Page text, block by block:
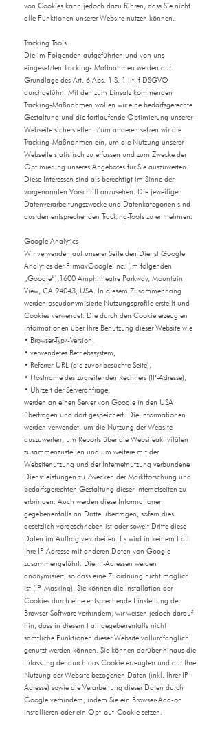
von Cookies kann jedoch dazu führen, dass Sie nicht
alle Funktionen unserer Website nutzen können.
Tracking Tools
Die im Folgenden aufgeführten und von uns
eingesetzten Tracking- Maßnahmen werden auf
Grundlage des Art. 6 Abs. 1 S. 1 lit. f DSGVO
durchgeführt. Mit den zum Einsatz kommenden
Tracking-Maßnahmen wollen wir eine bedarfsgerechte
Gestaltung und die fortlaufende Optimierung unserer
Webseite sicherstellen. Zum anderen setzen wir die
Tracking-Maßnahmen ein, um die Nutzung unserer
Webseite statistisch zu erfassen und zum Zwecke der
Optimierung unseres Angebotes für Sie auszuwerten.
Diese Interessen sind als berechtigt im Sinne der
vorgenannten Vorschrift anzusehen. Die jeweiligen
Datenverarbeitungszwecke und Datenkategorien sind
aus den entsprechenden Tracking-Tools zu entnehmen.
Google Analytics
Wir verwenden auf unserer Seite den Dienst Google
Analytics der FirmavGoogle Inc. (im folgenden
„Google“),1600 Amphitheatre Parkway, Mountain
View, CA 94043, USA. In diesem Zusammenhang
werden pseudonymisierte Nutzungsprofile erstellt und
Cookies verwendet. Die durch den Cookie erzeugten
Informationen über Ihre Benutzung dieser Website wie
• Browser-Typ/-Version,
• verwendetes Betriebssystem,
• Referrer-URL (die zuvor besuchte Seite),
• Hostname des zugreifenden Rechners (IP-Adresse),
• Uhrzeit der Serveranfrage,
werden an einen Server von Google in den USA
übertragen und dort gespeichert. Die Informationen
werden verwendet, um die Nutzung der Website
auszuwerten, um Reports über die Websiteaktivitäten
zusammenzustellen und um weitere mit der
Websitenutzung und der Internetnutzung verbundene
Dienstleistungen zu Zwecken der Marktforschung und
bedarfsgerechten Gestaltung dieser Internetseiten zu
erbringen. Auch werden diese Informationen
gegebenenfalls an Dritte übertragen, sofern dies
gesetzlich vorgeschrieben ist oder soweit Dritte diese
Daten im Auftrag verarbeiten. Es wird in keinem Fall
Ihre IP-Adresse mit anderen Daten von Google
zusammengeführt. Die IP-Adressen werden
anonymisiert, so dass eine Zuordnung nicht möglich
ist (IP-Masking). Sie können die Installation der
Cookies durch eine entsprechende Einstellung der
Browser-Software verhindern; wir weisen jedoch darauf
hin, dass in diesem Fall gegebenenfalls nicht
sämtliche Funktionen dieser Website vollumfänglich
genutzt werden können. Sie können darüber hinaus die
Erfassung der durch das Cookie erzeugten und auf Ihre
Nutzung der Website bezogenen Daten (inkl. Ihrer IP-
Adresse) sowie die Verarbeitung dieser Daten durch
Google verhindern, indem Sie ein Browser-Add-on
installieren oder ein Opt-out-Cookie setzen.